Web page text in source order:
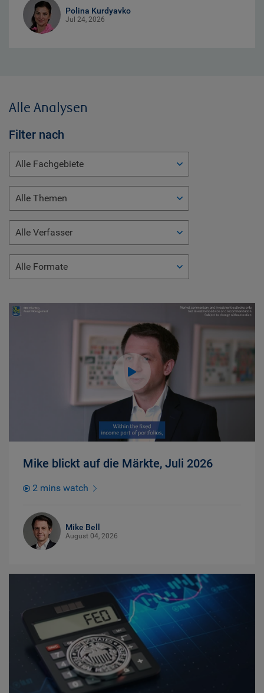
Polina Kurdyavko
Jul 24, 2026
Alle Analysen
Filter nach
Alle Fachgebiete
Alle Themen
Alle Verfasser
Alle Formate
Mike blickt auf die Märkte, Juli 2026
2 mins watch
Mike Bell
August 04, 2026